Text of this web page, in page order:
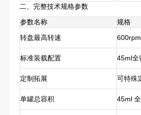
二、完整技术规格参数
参数名称
规格
转盘最高转速
标准装载配置 45ml全
定制拓展 可特殊
单罐总容积 45ml